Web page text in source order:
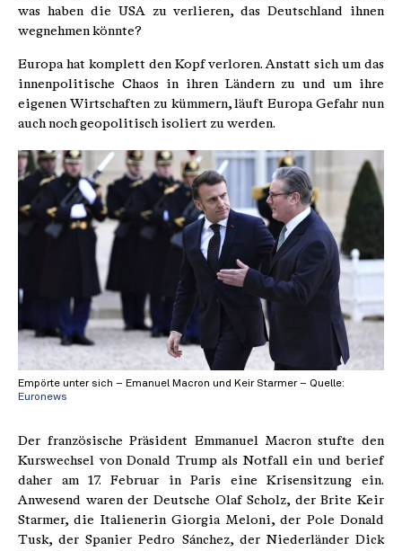
was haben die USA zu verlieren, das Deutschland ihnen
wegnehmen könnte?
Europa hat komplett den Kopf verloren. Anstatt sich um das
innenpolitische Chaos in ihren Ländern zu und um ihre
eigenen Wirtschaften zu kümmern, läuft Europa Gefahr nun
auch noch geopolitisch isoliert zu werden.
Empörte unter sich – Emanuel Macron und Keir Starmer – Quelle:
Euronews
Der französische Präsident Emmanuel Macron stufte den
Kurswechsel von Donald Trump als Notfall ein und berief
daher am 17. Februar in Paris eine Krisensitzung ein.
Anwesend waren der Deutsche Olaf Scholz, der Brite Keir
Starmer, die Italienerin Giorgia Meloni, der Pole Donald
Tusk, der Spanier Pedro Sánchez, der Niederländer Dick